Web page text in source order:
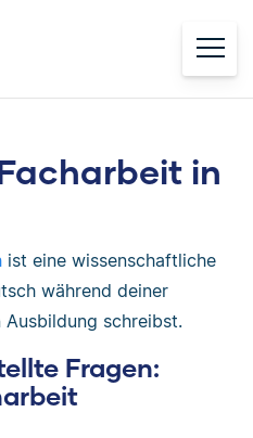
in
ist eine wissenschaftliche
während deiner
schreibst.
Fragen: